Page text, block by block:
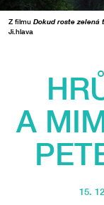
Z filmu Dokud roste zelená
Ji.hlava
A
15.